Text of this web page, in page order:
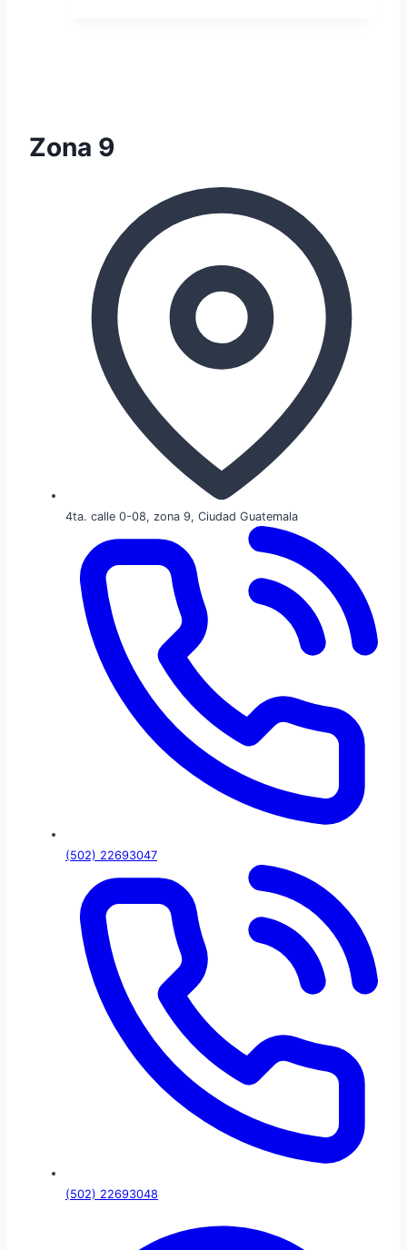
Zona 9
4ta. calle 0-08, zona 9, Ciudad Guatemala
(502) 22693047
(502) 22693048